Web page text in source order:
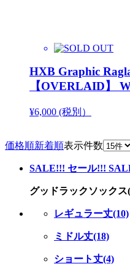
HXB Graphic
【OVERLAID】
¥6,000 (税別）
価格順新着順表示件数
SALE!!! セール!!!
グッドラックソックス
レギュラー丈(10)
ミドル丈(18)
ショート丈(4)